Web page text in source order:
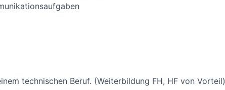
technischen Beruf. (Weiterbildung FH, HF von Vorteil)